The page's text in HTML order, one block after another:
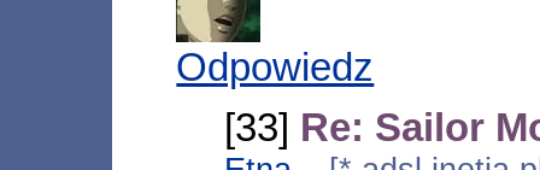
Odpowiedz
[33] Re: Sailor